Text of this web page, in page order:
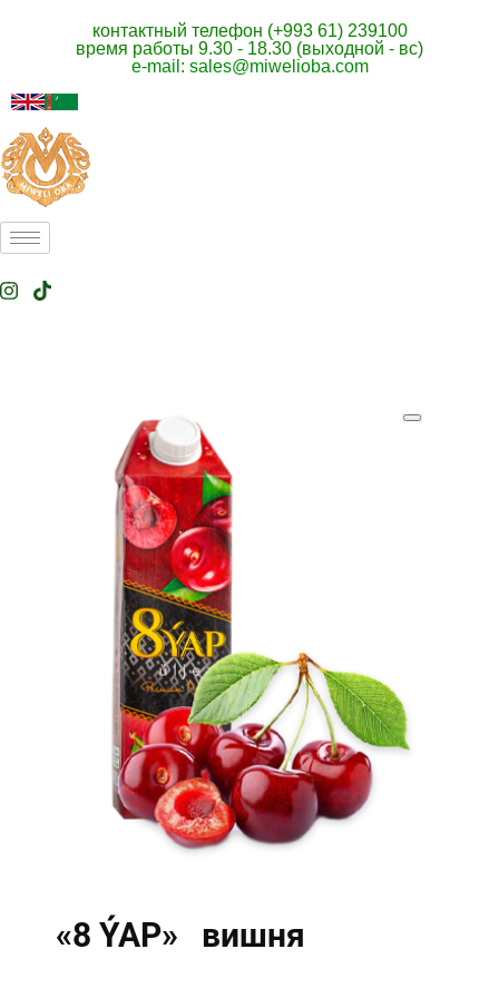
контактный телефон (+993 61) 239100
время работы 9.30 - 18.30 (выходной - вс)
e-mail: sales@miwelioba.com
«8 ÝAP» вишня